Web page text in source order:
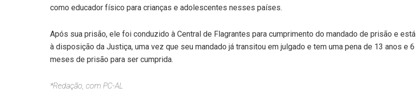
como educador físico para crianças e adolescentes nesses países.
Após sua prisão, ele foi conduzido à Central de Flagrantes para cumprimento do mandado de prisão e está
à disposição da Justiça, uma vez que seu mandado já transitou em julgado e tem uma pena de 13 anos e 6
meses de prisão para ser cumprida.
*Redação, com PC-AL